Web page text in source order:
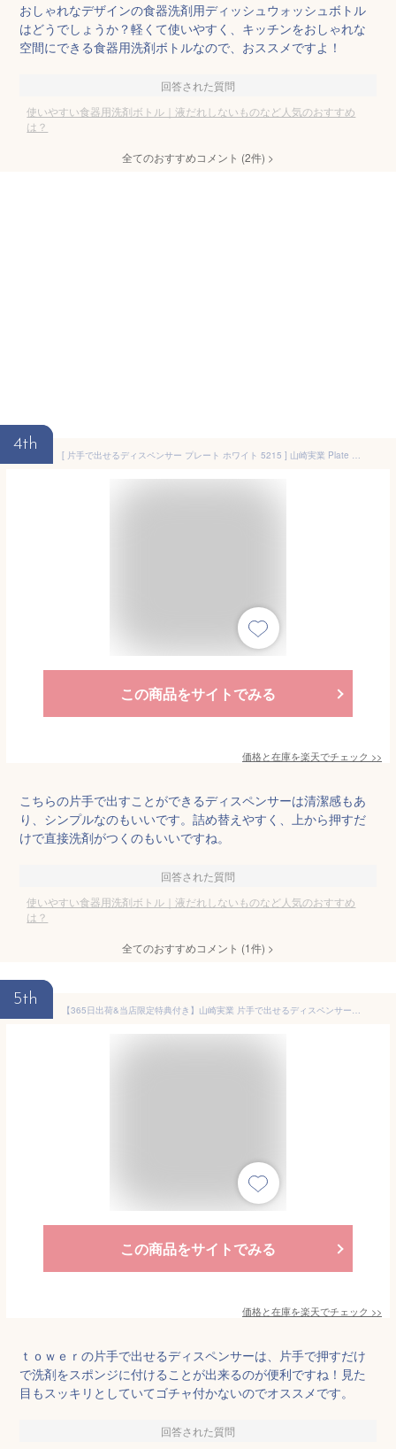
おしゃれなデザインの食器洗剤用ディッシュウォッシュボトル
はどうでしょうか？軽くて使いやすく、キッチンをおしゃれな
空間にできる食器用洗剤ボトルなので、おススメですよ！
回答された質問
使いやすい食器用洗剤ボトル｜液だれしないものなど人気のおすすめ
は？
全てのおすすめコメント (2件) >
4th
[ 片手で出せるディスペンサー プレート ホワイト 5215 ] 山崎実業 Plate 食器用洗剤 ボトル 化粧水 アルコール 詰め替え 簡単 シンプル
この商品をサイトでみる
価格と在庫を楽天でチェック >>
こちらの片手で出すことができるディスペンサーは清潔感もあ
り、シンプルなのもいいです。詰め替えやすく、上から押すだ
けで直接洗剤がつくのもいいですね。
回答された質問
使いやすい食器用洗剤ボトル｜液だれしないものなど人気のおすすめ
は？
全てのおすすめコメント (1件) >
5th
【365日出荷&当店限定特典付き】山崎実業 片手で出せるディスペンサー タワー tower 公式 ディスペンサー 詰め替えボトル 片手 押すだけ 食器用洗剤 台所洗剤 化粧水 消毒液 アルコール ボトル スリム 5213 5214 yamazaki
この商品をサイトでみる
価格と在庫を楽天でチェック >>
ｔｏｗｅｒの片手で出せるディスペンサーは、片手で押すだけ
で洗剤をスポンジに付けることが出来るのが便利ですね！見た
目もスッキリとしていてゴチャ付かないのでオススメです。
回答された質問